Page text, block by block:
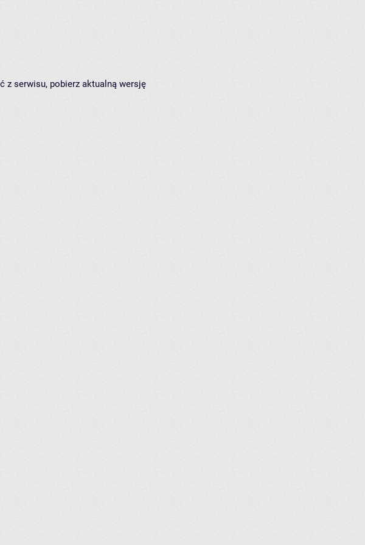
z serwisu, pobierz aktualną wersję